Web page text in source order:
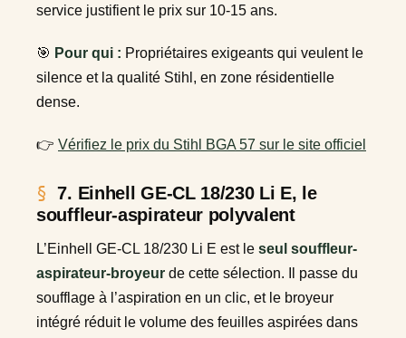
service justifient le prix sur 10-15 ans.
🎯 Pour qui : Propriétaires exigeants qui veulent le
silence et la qualité Stihl, en zone résidentielle
dense.
👉 Vérifiez le prix du Stihl BGA 57 sur le site officiel
7. Einhell GE-CL 18/230 Li E, le
souffleur-aspirateur polyvalent
L’Einhell GE-CL 18/230 Li E est le seul souffleur-
aspirateur-broyeur de cette sélection. Il passe du
soufflage à l’aspiration en un clic, et le broyeur
intégré réduit le volume des feuilles aspirées dans